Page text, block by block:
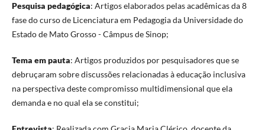
Pesquisa pedagógica: Artigos elaborados pelas acadêmicas da 8
fase do curso de Licenciatura em Pedagogia da Universidade do
Estado de Mato Grosso - Câmpus de Sinop;
Tema em pauta: Artigos produzidos por pesquisadores que se
debruçaram sobre discussões relacionadas à educação inclusiva
na perspectiva deste compromisso multidimensional que ela
demanda e no qual ela se constitui;